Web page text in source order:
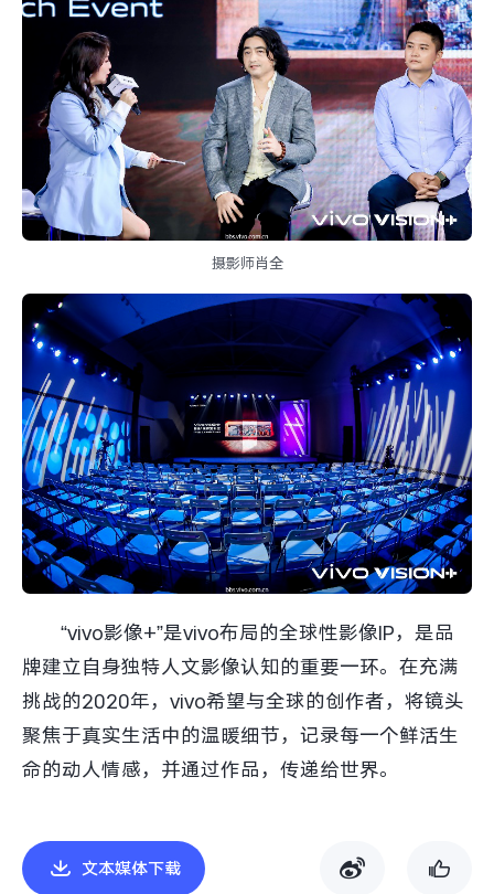
摄影师肖全
“vivo影像+”是vivo布局的全球性影像IP，是品
牌建立自身独特人文影像认知的重要一环。在充满
挑战的2020年，vivo希望与全球的创作者，将镜头
聚焦于真实生活中的温暖细节，记录每一个鲜活生
命的动人情感，并通过作品，传递给世界。
文本媒体下载